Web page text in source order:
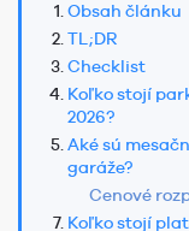
Obsah článku
TL;DR
Checklist
Koľko stojí
2026?
Aké sú
garáže?
Cenové
Koľko stojí